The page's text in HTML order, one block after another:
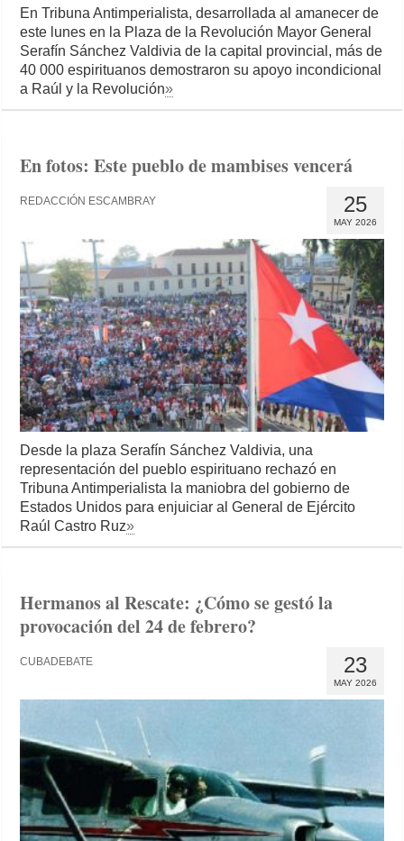
En Tribuna Antimperialista, desarrollada al amanecer de
este lunes en la Plaza de la Revolución Mayor General
Serafín Sánchez Valdivia de la capital provincial, más de
40 000 espirituanos demostraron su apoyo incondicional
a Raúl y la Revolución»
En fotos: Este pueblo de mambises vencerá
25
MAY 2026
REDACCIÓN ESCAMBRAY
Desde la plaza Serafín Sánchez Valdivia, una
representación del pueblo espirituano rechazó en
Tribuna Antimperialista la maniobra del gobierno de
Estados Unidos para enjuiciar al General de Ejército
Raúl Castro Ruz»
Hermanos al Rescate: ¿Cómo se gestó la
provocación del 24 de febrero?
23
MAY 2026
CUBADEBATE